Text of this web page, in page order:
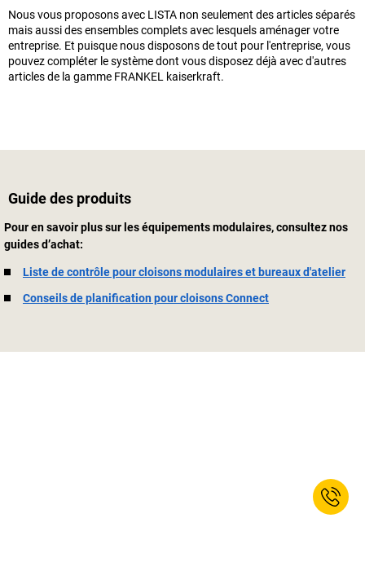
Nous vous proposons avec LISTA non seulement des articles séparés
mais aussi des ensembles complets avec lesquels aménager votre
entreprise. Et puisque nous disposons de tout pour l'entreprise, vous
pouvez compléter le système dont vous disposez déjà avec d'autres
articles de la gamme FRANKEL kaiserkraft.
Guide des produits
Pour en savoir plus sur les équipements modulaires, consultez nos
guides d’achat:
Liste de contrôle pour cloisons modulaires et bureaux d'atelier
Conseils de planification pour cloisons Connect